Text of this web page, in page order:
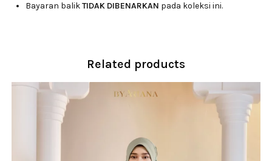
Bayaran balikTIDAK DIBENARKAN pada koleksi ini.
Related products